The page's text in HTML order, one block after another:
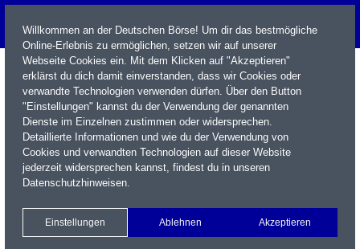
Name / WKN / ISIN / Kürzel
Xetra Realtime
Watchlist Portfolio Login
Willkommen an der Deutschen Börse! Um dir das bestmögliche
Online-Erlebnis zu ermöglichen, setzen wir auf unserer
Webseite Cookies ein. Mit dem Klicken auf "Akzeptieren"
erklärst du dich damit einverstanden, dass wir Cookies oder
verwandte Technologien verwenden dürfen. Über den Button
"Einstellungen" kannst du der Verwendung der genannten
Dienste im Einzelnen zustimmen oder widersprechen.
Detaillierte Informationen und wie du der Verwendung von
Cookies und verwandten Technologien auf dieser Website
jederzeit widersprechen kannst, findest du in unseren
Datenschutzhinweisen.
Einstellungen Ablehnen Akzeptieren